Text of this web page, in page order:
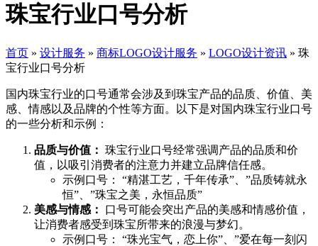
珠宝行业口号分析
首页 » 设计服务 » 商标LOGO设计服务 » LOGO设计资讯 » 珠
宝行业口号分析
国内珠宝行业的口号通常会涉及到珠宝产品的品质、价值、美
感、情感以及品牌的个性等方面。以下是对国内珠宝行业口号
的一些分析和示例：
品质与价值： 珠宝行业口号经常强调产品的品质和价
值，以吸引消费者的注意力并建立品牌信任感。
示例口号： “精湛工艺，千年传承”、”品质铸就永
恒”、”珠宝之美，永恒品质”
美感与情感：
口号可能会突出产品的美感和情感价值，
让消费者感受到珠宝所带来的浪漫与梦幻。
示例口号： “珠光宝气，恋上你”、”爱在每一刻闪